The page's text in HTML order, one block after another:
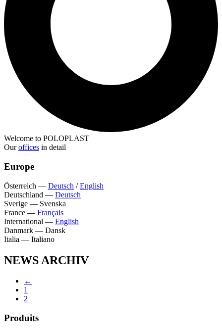
Welcome to POLOPLAST
Ouroffices in detail
Europe
Österreich — Deutsch /English
Deutschland — Deutsch
Sverige — Svenska
France — Français
International — English
Danmark — Dansk
Italia — Italiano
NEWS ARCHIV
←
1
2
Produits